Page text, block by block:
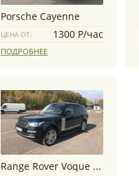
Porsche Cayenne
ЦЕНА ОТ: 1300 Р/час
ПОДРОБНЕЕ
Range Rover Voque Autobiography